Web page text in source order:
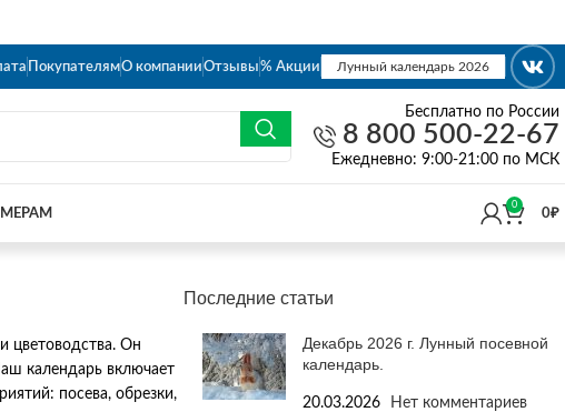
ПокупателямО компанииОтзывы% Акции Лунный календарь 2026
Бесплатно по России
8 800 500-22-67
Eжедневно: 9:00-21:00 по МСК
0
0₽
цветоводства. Он
календарь включает
посева, обрезки,
Последние статьи
Декабрь 2026 г. Лунный посевной
календарь.
20.03.2026 Нет комментариев